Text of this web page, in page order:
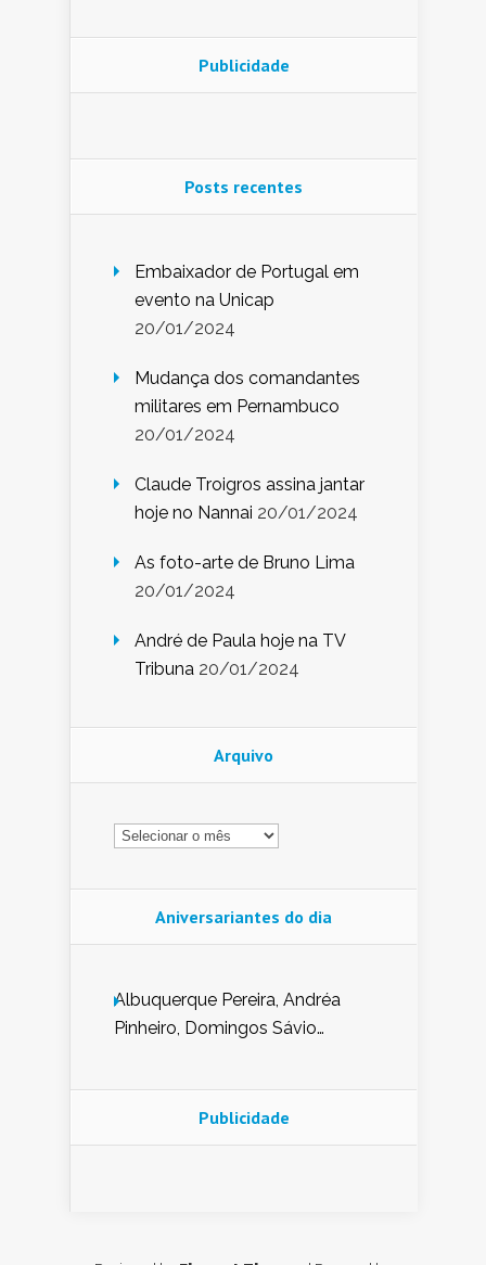
Publicidade
Posts recentes
Embaixador de Portugal em
evento na Unicap
20/01/2024
Mudança dos comandantes
militares em Pernambuco
20/01/2024
Claude Troigros assina jantar
hoje no Nannai 20/01/2024
As foto-arte de Bruno Lima
20/01/2024
André de Paula hoje na TV
Tribuna 20/01/2024
Arquivo
Arquivo
Aniversariantes do dia
Albuquerque Pereira, Andréa
Pinheiro, Domingos Sávio
Nunes de Sena, Fátima Peixoto,
Glória Pereira, Kátia Mesel,
Publicidade